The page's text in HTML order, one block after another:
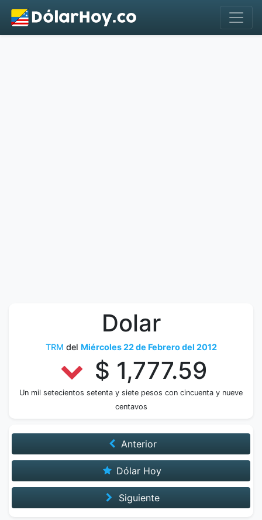
Dolar
TRM del Miércoles 22 de Febrero del 2012
$ 1,777.59
Un mil setecientos setenta y siete pesos con cincuenta y nueve
centavos
Anterior
Dólar Hoy
Siguiente